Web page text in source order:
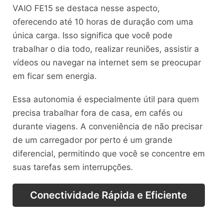
VAIO FE15 se destaca nesse aspecto,
oferecendo até 10 horas de duração com uma
única carga. Isso significa que você pode
trabalhar o dia todo, realizar reuniões, assistir a
vídeos ou navegar na internet sem se preocupar
em ficar sem energia.
Essa autonomia é especialmente útil para quem
precisa trabalhar fora de casa, em cafés ou
durante viagens. A conveniência de não precisar
de um carregador por perto é um grande
diferencial, permitindo que você se concentre em
suas tarefas sem interrupções.
Conectividade Rápida e Eficiente